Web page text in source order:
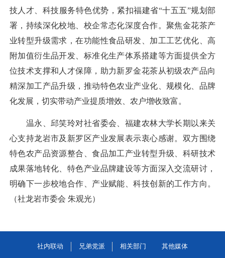
技人才、科技服务特色优势，紧扣福建省“十五五”规划部
署，持续深化校地、校企常态化深度合作。聚焦金花茶产
业转型升级需求，在功能性食品研发、加工工艺优化、高
附加值衍生品开发、标准化生产体系搭建等方面提供全方
位技术支撑和人才保障，助力新罗金花茶从初级农产品向
精深加工产品升级，推动特色农业产业化、规模化、品牌
化发展，切实带动产业提质增效、农户增收致富。
温永、邱笑玲对社省委会、福建农林大学长期以来关
心支持龙岩市及新罗区产业发展表示衷心感谢。双方围绕
特色农产品资源整合、食品加工产业转型升级、科研技术
成果落地转化、特色产业品牌建设等方面深入交流研讨，
明确下一步校地合作、产业赋能、科技创新的工作方向。
（社龙岩市委会 朱观光）
社内联动 兄弟党派 相关部门 其他媒体